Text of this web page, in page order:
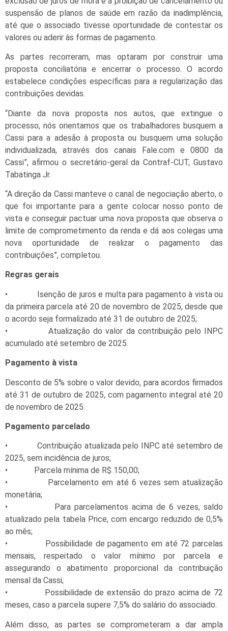
suspensão de planos de saúde em razão da inadimplência,
até que o associado tivesse oportunidade de contestar os
valores ou aderir às formas de pagamento.
As partes recorreram, mas optaram por construir uma
proposta conciliatória e encerrar o processo. O acordo
estabelece condições específicas para a regularização das
contribuições devidas.
“Diante da nova proposta nos autos, que extingue o
processo, nós orientamos que os trabalhadores busquem a
Cassi para a adesão à proposta ou busquem uma solução
individualizada, através dos canais Fale.com e 0800 da
Cassi”, afirmou o secretário-geral da Contraf-CUT, Gustavo
Tabatinga Jr.
“A direção da Cassi manteve o canal de negociação aberto, o
que foi importante para a gente colocar nosso ponto de
vista e conseguir pactuar uma nova proposta que observa o
limite de comprometimento da renda e dá aos colegas uma
nova oportunidade de realizar o pagamento das
contribuições”, completou.
Regras gerais
• Isenção de juros e multa para pagamento à vista ou
da primeira parcela até 20 de novembro de 2025, desde que
o acordo seja formalizado até 31 de outubro de 2025;
• Atualização do valor da contribuição pelo INPC
acumulado até setembro de 2025.
Pagamento à vista
Desconto de 5% sobre o valor devido, para acordos firmados
até 31 de outubro de 2025, com pagamento integral até 20
de novembro de 2025.
Pagamento parcelado
• Contribuição atualizada pelo INPC até setembro de
2025, sem incidência de juros;
• Parcela mínima de R$ 150,00;
• Parcelamento em até 6 vezes sem atualização
monetária;
• Para parcelamentos acima de 6 vezes, saldo
atualizado pela tabela Price, com encargo reduzido de 0,5%
ao mês;
• Possibilidade de pagamento em até 72 parcelas
mensais, respeitado o valor mínimo por parcela e
assegurando o abatimento proporcional da contribuição
mensal da Cassi;
• Possibilidade de extensão do prazo acima de 72
meses, caso a parcela supere 7,5% do salário do associado.
Além disso, as partes se comprometeram a dar ampla